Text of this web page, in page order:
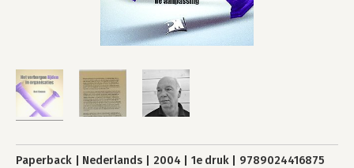
Paperback Nederlands 2004 1e druk 9789024416875